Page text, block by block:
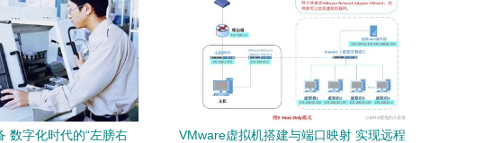
数字化时代的“左膀右
VMware虚拟机搭建与端口映射 实现远程